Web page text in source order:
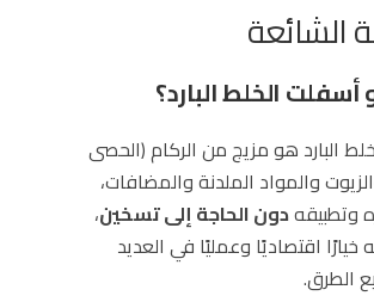
الشائعة
الخلط البارد؟
البارد هو مزيج من الركام (الحصى
والمواد الملدنة والمضافات،
وتطبيقهدون الحاجة إلى تسخين،
اقتصاديًا وعمليًا في العديد
الطرق.